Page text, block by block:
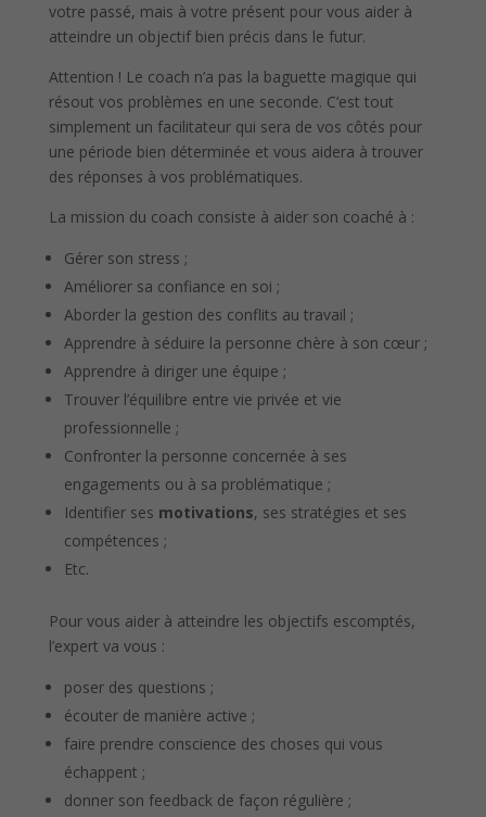
votre passé, mais à votre présent pour vous aider à
atteindre un objectif bien précis dans le futur.
Attention ! Le coach n’a pas la baguette magique qui
résout vos problèmes en une seconde. C’est tout
simplement un facilitateur qui sera de vos côtés pour
une période bien déterminée et vous aidera à trouver
des réponses à vos problématiques.
La mission du coach consiste à aider son coaché à :
Gérer son stress ;
Améliorer sa confiance en soi ;
Aborder la gestion des conflits au travail ;
Apprendre à séduire la personne chère à son cœur ;
Apprendre à diriger une équipe ;
Trouver l’équilibre entre vie privée et vie
professionnelle ;
Confronter la personne concernée à ses
engagements ou à sa problématique ;
Identifier ses motivations, ses stratégies et ses
compétences ;
Etc.
Pour vous aider à atteindre les objectifs escomptés,
l’expert va vous :
poser des questions ;
écouter de manière active ;
faire prendre conscience des choses qui vous
échappent ;
donner son feedback de façon régulière ;